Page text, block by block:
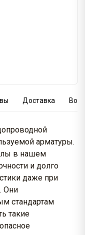
Доставка
арматуры.
в нашем
и долго
даже при
Они
стандартам
такие